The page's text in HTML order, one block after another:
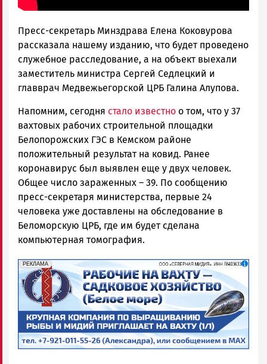
Пресс-секретарь Минздрава Елена Коковурова
рассказала нашему изданию, что будет проведено
служебное расследование, а на объект выехали
заместитель министра Сергей Седлецкий и
главврач Медвежьегорской ЦРБ Галина Алупова.
Напомним, сегодня стало известно о том, что у 37
вахтовых рабочих строительной площадки
Белопорожских ГЭС в Кемском районе
положительный результат на ковид. Ранее
коронавирус был выявлен еще у двух человек.
Общее число зараженных – 39. По сообщению
пресс-секретаря министерства, первые 24
человека уже доставлены на обследование в
Беломорскую ЦРБ, где им будет сделана
компьютерная томография.
erid: 2SDnjf467GP
РЕКЛАМА
Реклама